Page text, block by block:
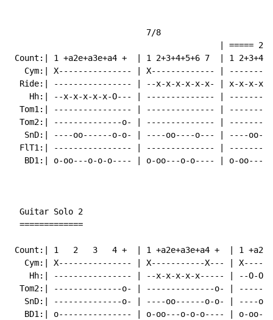
7/8
| ===== 2x
Count:| 1 +a2e+a3e+a4 +  | 1 2+3+4+5+6 7  | 1
Cym:| X--------------- | X------------- |
Ride:| ---------------- | --x-x-x-x-x-x- | x-x-x-x-
Hh:| --x-x-x-x-x-O--- | -------------- |
Tom1:| ---------------- | -------------- |
Tom2:| --------------o- | -------------- |
SnD:| ----oo------o-o- | ----oo----o--- | ----
FlT1:| ---------------- | -------------- |
BD1:| o-oo---o-o-o---- | o-oo---o-o---- | o-oo---
  Guitar Solo 2
  =============
Count:| 1   2   3   4 +  | 1 +a2e+a3e+a4 +  | 1
Cym:| X--------------- | X-----------X--- |
Hh:| ---------------- | --x-x-x-x-x----- | --O-O-
Tom2:| --------------o- | --------------o- |
SnD:| --------------o- | ----oo------o-o- | ----
BD1:| o--------------- | o-oo---o-o-o---- | o-